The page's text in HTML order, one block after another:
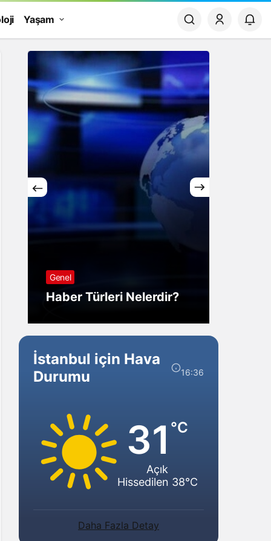
Yaşam
Genel
Haber Türleri Nelerdir?
İstanbul için Hava
Durumu
16:36
31 °C
Açık
Hissedilen 38°C
Daha Fazla Detay